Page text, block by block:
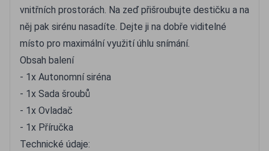
vnitřních prostorách. Na zeď přišroubujte destičku a na
něj pak sirénu nasadíte. Dejte ji na dobře viditelné
místo pro maximální využití úhlu snímání.
Obsah balení
- 1x Autonomní siréna
- 1x Sada šroubů
- 1x Ovladač
- 1x Příručka
Technické údaje: